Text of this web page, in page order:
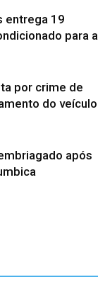
entrega 19
para a
por crime de
do veículo
após